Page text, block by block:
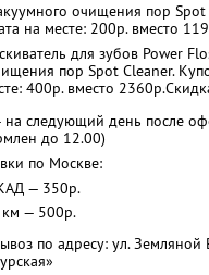
очищения пор Spot
на месте: 200р. вместо
для зубов Power
пор Spot Cleaner.
400р. вместо
на следующий день после
до 12.00)
по Москве:
— 350р.
— 500р.
по адресу: ул. Земляной